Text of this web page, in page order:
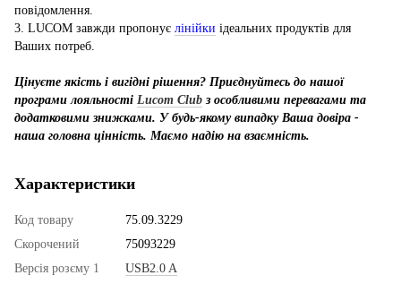
повідомлення.
3. LUCOM завжди пропонує лінійки ідеальних продуктів для
Ваших потреб.
Цінуєте якість і вигідні рішення? Приєднуйтесь до нашої
програми лояльності Lucom Club з особливими перевагами та
додатковими знижками. У будь-якому випадку Ваша довіра -
наша головна цінність. Маємо надію на взаємність.
Характеристики
Код товару
75.09.3229
Скорочений
75093229
Версія розєму 1
USB2.0 A